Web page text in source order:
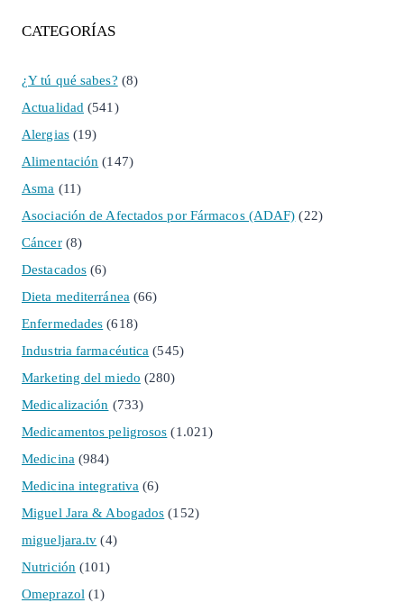
CATEGORÍAS
¿Y tú qué sabes? (8)
Actualidad (541)
Alergias(19)
Alimentación (147)
Asma (11)
Asociación de Afectados por Fármacos (ADAF) (22)
Cáncer(8)
Destacados (6)
Dieta mediterránea (66)
Enfermedades (618)
Industria farmacéutica (545)
Marketing del miedo (280)
Medicalización (733)
Medicamentos peligrosos (1.021)
Medicina (984)
Medicina integrativa (6)
Miguel Jara & Abogados (152)
migueljara.tv (4)
Nutrición (101)
Omeprazol (1)